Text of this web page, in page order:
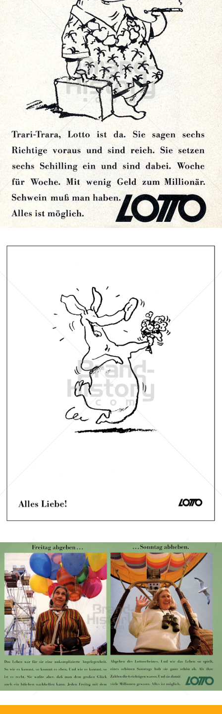
LOTTO Österreichische Lotterien GmbH 1987
Bild-ID: 72180
Österreichische Lotterien GmbH
Bild-ID: 44735
LOTTO Österreichische Lotterien GmbH 1989
Bild-ID: 47505